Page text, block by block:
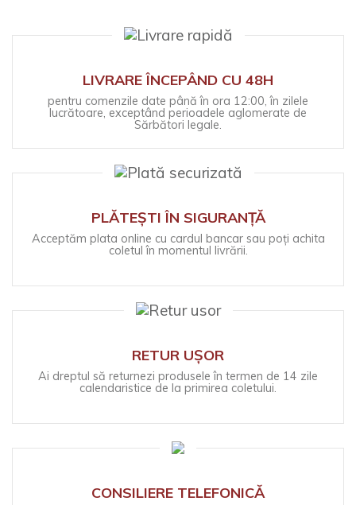
LIVRARE ÎNCEPÂND CU 48H
pentru comenzile date până în ora 12:00, în zilele
lucrătoare, exceptând perioadele aglomerate de
Sărbători legale.
PLĂTEȘTI ÎN SIGURANȚĂ
Acceptăm plata online cu cardul bancar sau poți achita
coletul în momentul livrării.
RETUR UȘOR
Ai dreptul să returnezi produsele în termen de 14 zile
calendaristice de la primirea coletului.
CONSILIERE TELEFONICĂ